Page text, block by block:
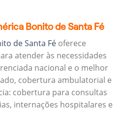
Bonito de Santa Fé
de Santa Fé oferece
atender às necessidades
nacional e o melhor
cobertura ambulatorial e
cobertura para consultas
internações hospitalares e